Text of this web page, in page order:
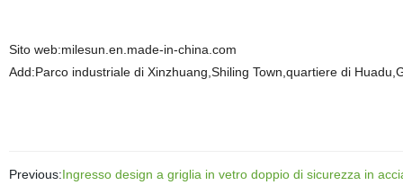
Sito web:milesun.en.made-in-china.com
Add:Parco industriale di Xinzhuang,Shiling Town,quartiere di
Previous:Ingresso design a griglia in vetro doppio di sicurezza in